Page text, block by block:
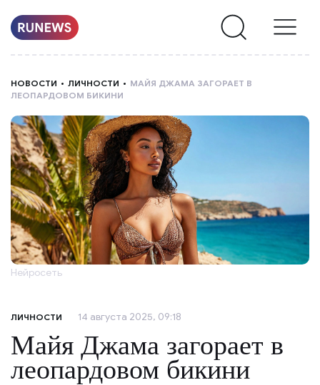
О
НАС
НОВОСТИ ЛИЧНОСТИ
МАЙЯ ДЖАМА ЗАГОРАЕТ В
ЛЕОПАРДОВОМ БИКИНИ
Нейросеть
ЛИЧНОСТИ 14 августа 2025, 09:18
Майя Джама загорает в
леопардовом бикини